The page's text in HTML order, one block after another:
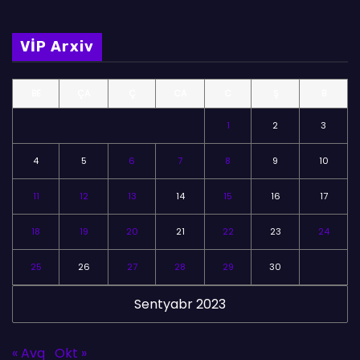
VİP Arxiv
Sentyabr 2023
1 2 3
4 5 6 7 8 9 10
11 12 13 14 15 16 17
18 19 20 21 22 23 24
25 26 27 28 29 30
« Avq Okt »